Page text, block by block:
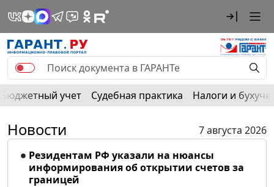
Бюджетный учет Судебная практика Налоги и
Новости
7 августа 2026
Резидентам РФ указали на нюансы
информирования об открытии счетов за
границей